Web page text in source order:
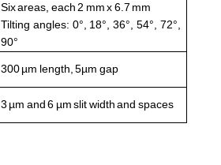
Six areas, each 2 mm x 6.7 mm
Tilting angles: 0°, 18°, 36°, 54°, 72°,
90°
300 µm length, 5µm gap
3 µm and 6 µm slit width and spaces